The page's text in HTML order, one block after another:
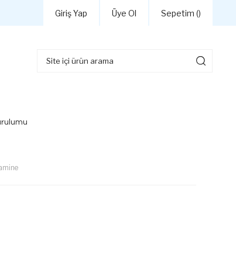
Giriş Yap Üye Ol Sepetim ()